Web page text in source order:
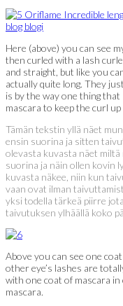
Here (above) you can see
then curled with a lash
and straight, but like you
actually quite long. They
is by the way one thing
mascara to keep the curl
Tämän tekstin yllä näet
ensin suorina ja sitten
olevasta kuvasta näet
suorina ja näin ollen kovin
kuvasta näkee, niin kun
vaan ovat ilman
yksi todella tärkeä piirre
taivutuksen ylhäällä koko
Above you can see one
other eye’s lashes are
with one coat of mascara
mascara.